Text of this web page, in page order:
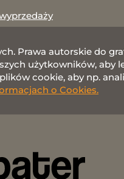
Prawa autorskie do
użytkowników, aby
cookie, aby np.
o Cookies.